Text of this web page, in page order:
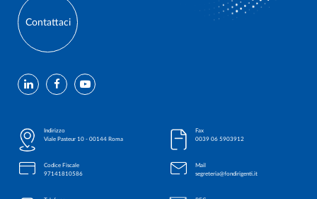
Contattaci
Indirizzo
Viale Pasteur 10 - 00144 Roma
Codice Fiscale
97141810586
Fax
0039 06 5903912
Mail
segreteria@fondirigenti.it